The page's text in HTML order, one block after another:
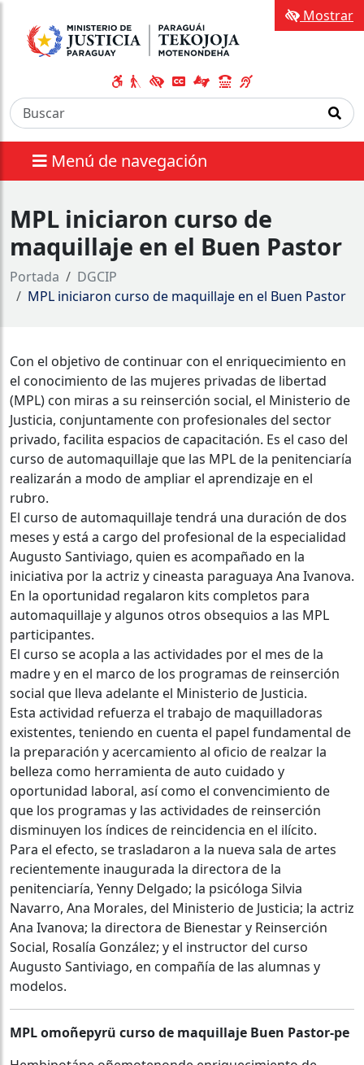
Menú de navegación
Mostrar
MPL iniciaron curso de
maquillaje en el Buen Pastor
Portada
DGCIP
MPL iniciaron curso de maquillaje en el Buen Pastor
Con el objetivo de continuar con el enriquecimiento en
el conocimiento de las mujeres privadas de libertad
(MPL) con miras a su reinserción social, el Ministerio de
Justicia, conjuntamente con profesionales del sector
privado, facilita espacios de capacitación. Es el caso del
curso de automaquillaje que las MPL de la penitenciaría
realizarán a modo de ampliar el aprendizaje en el
rubro.
El curso de automaquillaje tendrá una duración de dos
meses y está a cargo del profesional de la especialidad
Augusto Santiviago, quien es acompañado en la
iniciativa por la actriz y cineasta paraguaya Ana Ivanova.
En la oportunidad regalaron kits completos para
automaquillaje y algunos otros obsequios a las MPL
participantes.
El curso se acopla a las actividades por el mes de la
madre y en el marco de los programas de reinserción
social que lleva adelante el Ministerio de Justicia.
Esta actividad refuerza el trabajo de maquilladoras
existentes, teniendo en cuenta el papel fundamental de
la preparación y acercamiento al oficio de realzar la
belleza como herramienta de auto cuidado y
oportunidad laboral, así como el convencimiento de
que los programas y las actividades de reinserción
disminuyen los índices de reincidencia en el ilícito.
Para el efecto, se trasladaron a la nueva sala de artes
recientemente inaugurada la directora de la
penitenciaría, Yenny Delgado; la psicóloga Silvia
Navarro, Ana Morales, del Ministerio de Justicia; la actriz
Ana Ivanova; la directora de Bienestar y Reinserción
Social, Rosalía González; y el instructor del curso
Augusto Santiviago, en compañía de las alumnas y
modelos.
MPL omoñepyrü curso de maquillaje Buen Pastor-pe